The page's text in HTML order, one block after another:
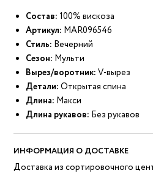
Состав: 100% вискоза
Артикул: MAR096546
Стиль: Вечерний
Сезон: Мульти
Вырез/воротник: V-вырез
Детали: Открытая спина
Длина: Макси
Длина рукавов: Без рукавов
ИНФОРМАЦИЯ О ДОСТАВКЕ
Доставка из сортировочного